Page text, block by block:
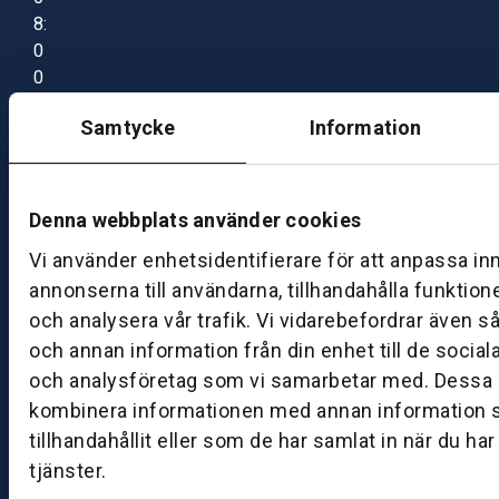
Samtycke Information
Denna webbplats använder cookies
Vi använder enhetsidentifierare för att anpassa
annonserna till användarna, tillhandahålla
och analysera vår trafik. Vi vidarebefordrar även
och annan information från din enhet till de
och analysföretag som vi samarbetar med. Dessa
kombinera informationen med annan information
tillhandahållit eller som de har samlat in när du
tjänster.
8:
0
0
7:
0
B
S
k
ö
v
d